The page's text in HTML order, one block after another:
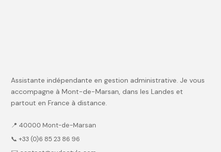
Assistante indépendante en gestion administrative. Je vous
accompagne à Mont-de-Marsan, dans les Landes et
partout en France à distance.
📍 40000 Mont-de-Marsan
📞 +33 (0)6 85 23 86 96